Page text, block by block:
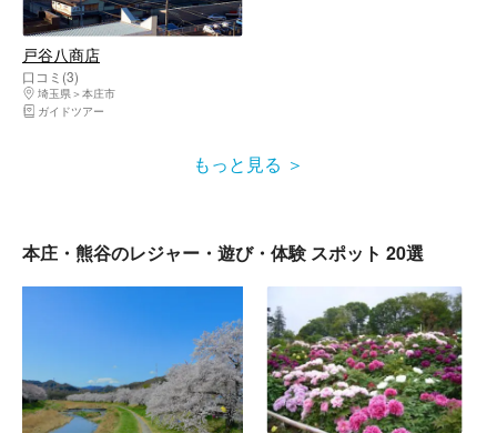
戸谷八商店
口コミ(3)
埼玉県
本庄市
ガイドツアー
もっと見る
本庄・熊谷のレジャー・遊び・体験 スポット 20選